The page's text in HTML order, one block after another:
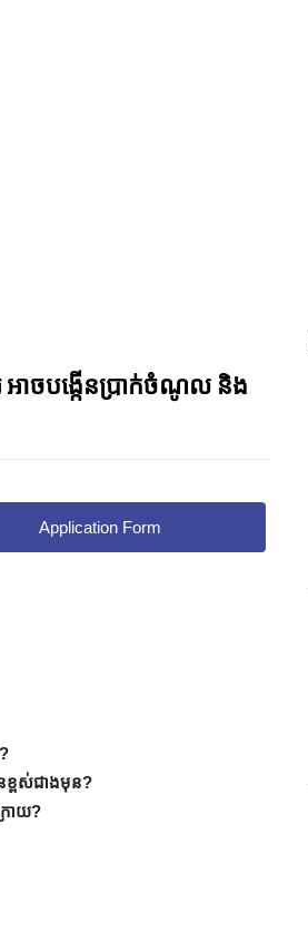
រ អាចបង្កើនប្រាក់ចំណូល និង
Application Form
ខ្ពស់ជាងមុន?
រោយ?